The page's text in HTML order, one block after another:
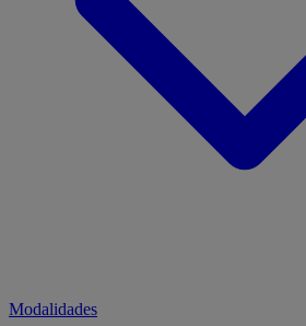
Modalidades